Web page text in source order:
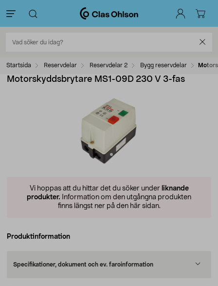
Startsida Reservdelar Reservdelar 2 Bygg reservdelar
Motorskyddsbrytare MS1-09D 230 V 3-fas
Vi hoppas att du hittar det du söker under liknande
produkter. Information om den utgångna produkten
finns längst ner på den här sidan.
Produktinformation
Specifikationer, dokument och ev. faroinformation